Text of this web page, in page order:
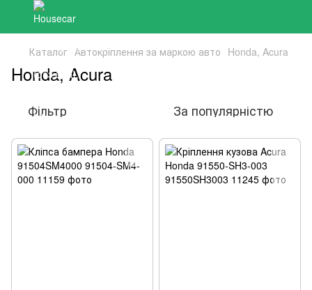
Каталог Автокріплення за маркою авто Honda, Acura
Honda, Acura
Фільтр За популярністю